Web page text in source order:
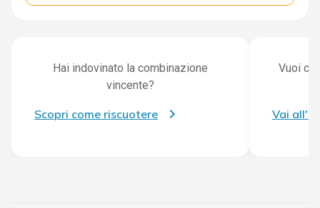
Hai indovinato la combinazione
vincente?
Scopri come riscuotere
Vuoi
Vai